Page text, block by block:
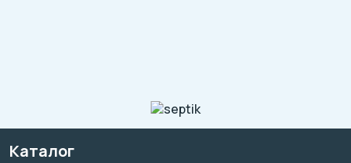
Каталог